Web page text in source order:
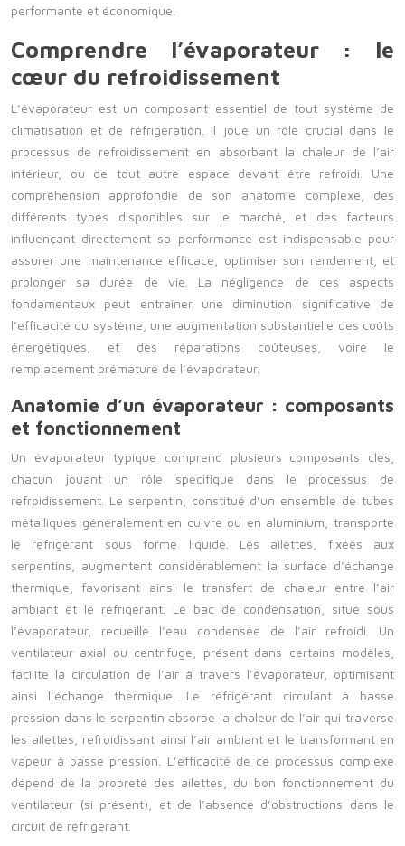
performante et économique.
Comprendre l’évaporateur : le
cœur du refroidissement
L’évaporateur est un composant essentiel de tout système de
climatisation et de réfrigération. Il joue un rôle crucial dans le
processus de refroidissement en absorbant la chaleur de l’air
intérieur, ou de tout autre espace devant être refroidi. Une
compréhension approfondie de son anatomie complexe, des
différents types disponibles sur le marché, et des facteurs
influençant directement sa performance est indispensable pour
assurer une maintenance efficace, optimiser son rendement, et
prolonger sa durée de vie. La négligence de ces aspects
fondamentaux peut entraîner une diminution significative de
l’efficacité du système, une augmentation substantielle des coûts
énergétiques, et des réparations coûteuses, voire le
remplacement prématuré de l’évaporateur.
Anatomie d’un évaporateur : composants
et fonctionnement
Un évaporateur typique comprend plusieurs composants clés,
chacun jouant un rôle spécifique dans le processus de
refroidissement. Le serpentin, constitué d’un ensemble de tubes
métalliques généralement en cuivre ou en aluminium, transporte
le réfrigérant sous forme liquide. Les ailettes, fixées aux
serpentins, augmentent considérablement la surface d’échange
thermique, favorisant ainsi le transfert de chaleur entre l’air
ambiant et le réfrigérant. Le bac de condensation, situé sous
l’évaporateur, recueille l’eau condensée de l’air refroidi. Un
ventilateur axial ou centrifuge, présent dans certains modèles,
facilite la circulation de l’air à travers l’évaporateur, optimisant
ainsi l’échange thermique. Le réfrigérant circulant à basse
pression dans le serpentin absorbe la chaleur de l’air qui traverse
les ailettes, refroidissant ainsi l’air ambiant et le transformant en
vapeur à basse pression. L’efficacité de ce processus complexe
dépend de la propreté des ailettes, du bon fonctionnement du
ventilateur (si présent), et de l’absence d’obstructions dans le
circuit de réfrigérant.